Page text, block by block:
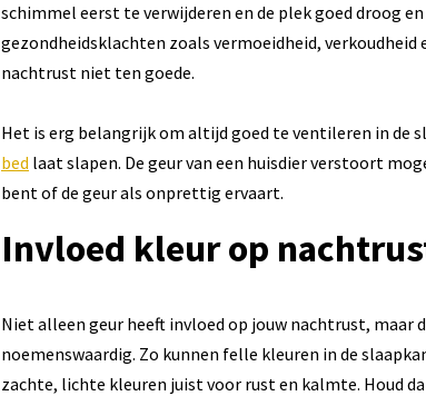
schimmel eerst te verwijderen en de plek goed droog
gezondheidsklachten zoals vermoeidheid,
nachtrust niet ten goede.
Het is erg belangrijk om altijd goed te ventileren in de
bed laat slapen. De geur van een huisdier verstoort
bent of de geur als onprettig ervaart.
Invloed kleur op
Niet alleen geur heeft invloed op jouw nachtrust, maar
noemenswaardig. Zo kunnen felle kleuren in de
zachte, lichte kleuren juist voor rust en kalmte. Houd